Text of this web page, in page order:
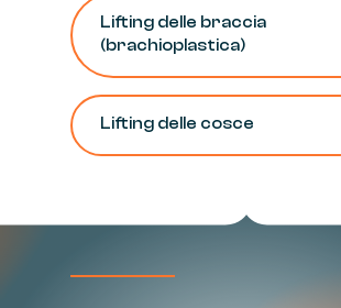
Lifting delle braccia
(brachioplastica)
Lifting delle cosce